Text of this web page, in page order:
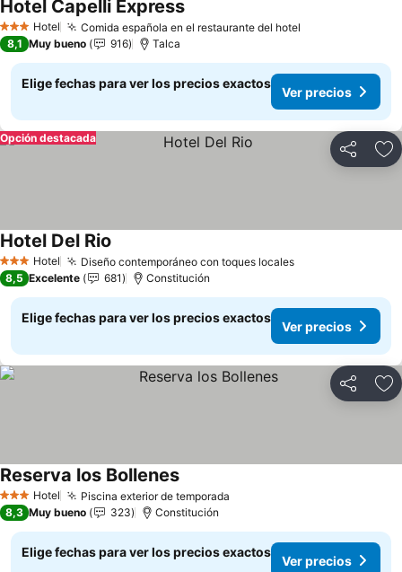
3 Estrellas
Hotel Comida española en el restaurante del hotel
Hotel Capelli ExpressVer precios
8,1 Muy bueno 916 Talca
Elige fechas para ver los precios exactos
Ver precios
Compartir
Opción destacada
3 Estrellas
Hotel Diseño contemporáneo con toques localesVer precios
Hotel Del Rio
8,5 Excelente 681 Constitución
Elige fechas para ver los precios exactos
Ver precios
Compartir
3 Estrellas
Hotel Piscina exterior de temporada
Reserva los BollenesVer precios
8,3 Muy bueno 323 Constitución
Elige fechas para ver los precios exactos
Ver precios